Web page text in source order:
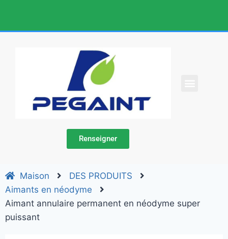
Renseigner
Maison
DES PRODUITS
Aimants en néodyme
Aimant annulaire permanent en néodyme super
puissant